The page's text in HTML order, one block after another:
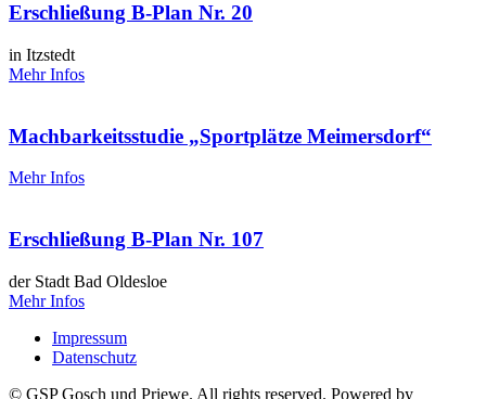
Erschließung B-Plan Nr. 20
in Itzstedt
Mehr Infos
Machbarkeitsstudie „Sportplätze Meimersdorf“
Mehr Infos
Erschließung B-Plan Nr. 107
der Stadt Bad Oldesloe
Mehr Infos
Impressum
Datenschutz
© GSP Gosch und Priewe. All rights reserved. Powered by